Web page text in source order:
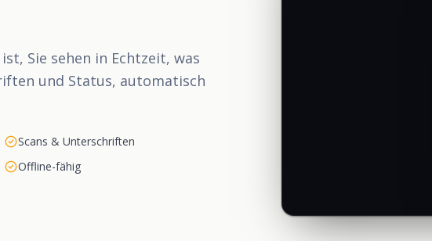
Sie sehen in Echtzeit, was
und Status, automatisch
Scans & Unterschriften
Offline-fähig